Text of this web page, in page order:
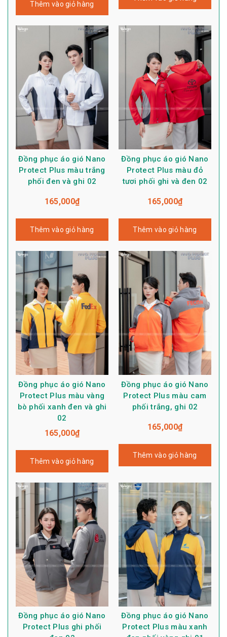
Thêm vào giỏ hàng
Đồng phục áo gió Nano
Protect Plus màu trắng
phối đen và ghi 02
165,000₫
Thêm vào giỏ hàng
Đồng phục áo gió Nano
Protect Plus màu đỏ
tươi phối ghi và đen 02
165,000₫
Thêm vào giỏ hàng
Đồng phục áo gió Nano
Protect Plus màu vàng
bò phối xanh đen và ghi
02
165,000₫
Thêm vào giỏ hàng
Đồng phục áo gió Nano
Protect Plus màu cam
phối trắng, ghi 02
165,000₫
Thêm vào giỏ hàng
Đồng phục áo gió Nano
Protect Plus ghi phối
Đồng phục áo gió Nano
Protect Plus màu xanh